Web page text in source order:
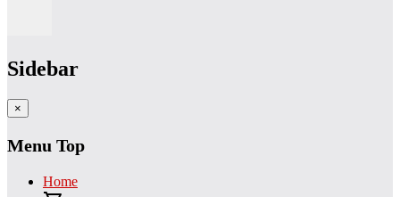
Sidebar
×
Menu Top
Home